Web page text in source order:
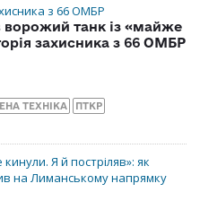
танк із «майже
захисника з 66 ОМБР
ТЕХНІКА ПТКР